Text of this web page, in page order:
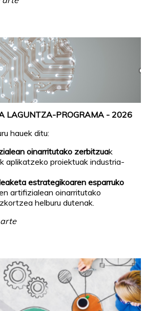
LAGUNTZA-PROGRAMA - 2026
hauek ditu:
oinarritutako zerbitzuak
aplikatzeko proiektuak industria-
estrategikoaren esparruko
artifizialean oinarritutako
helburu dutenak.